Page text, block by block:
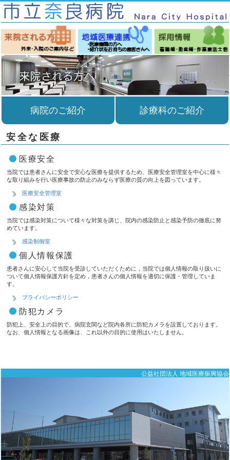
病院のご紹介 診療科のご紹介
安全な医療
医療安全
当院では患者さんに安全で安心な医療を提供するため、医療安全管理室を中心に様々
な取り組みを行い医療事故の防止のみならず医療の質の向上を図っています。
医療安全管理室
感染対策
当院では感染対策について様々な対策を講じ、院内の感染防止と感染予防の徹底に努
めています。
感染制御室
個人情報保護
患者さんに安心して当院を受診していただくために，当院では個人情報の取り扱いに
ついて個人情報保護方針を定め，患者さんの個人情報を適切に保護・管理していま
す。
プライバシーポリシー
防犯カメラ
防犯上、安全上の目的で、病院玄関など院内各所に防犯カメラを設置しております。
なお、個人情報となる画像は、これ以外の目的に使用はいたしません。
公益社団法人 地域医療振興協会